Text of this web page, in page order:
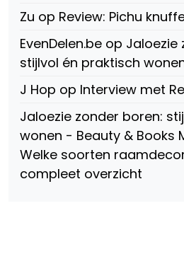
Zu op Review: Pichu
EvenDelen.be op Jaloezie
stijlvol én praktisch
J Hop op Interview met
Jaloezie zonder boren:
wonen - Beauty & Books
Welke soorten
compleet overzicht